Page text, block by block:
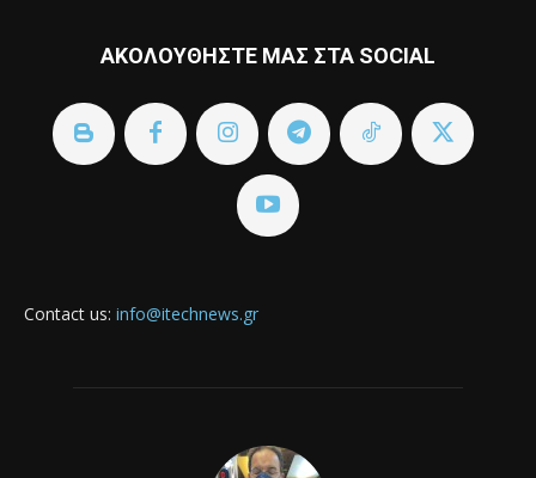
ΑΚΟΛΟΥΘΗΣΤΕ ΜΑΣ ΣΤΑ SOCIAL
Contact us: info@itechnews.gr